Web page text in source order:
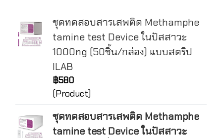
ชุดทดสอบสารเสพติด Methamphe
tamine test Device ในปัสสาวะ
1000ng (50ชิ้น/กล่อง) แบบสตริป
ILAB
฿580
(Product)
ชุดทดสอบสารเสพติด Methamphe
tamine test Device ในปัสสาวะ